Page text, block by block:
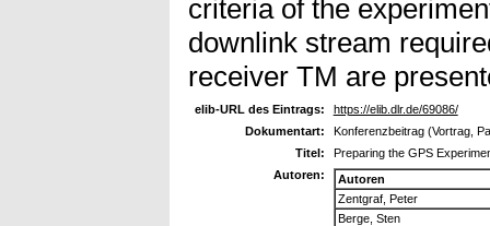
criteria of the
downlink stream
receiver TM are
elib-URL des Eintrags:
https://elib.dlr.de/69086/
Dokumentart:
Konferenzbeitrag (Vortrag,
Titel:
Preparing the GPS
Autoren:
Autoren
Zentgraf, Peter
Berge, Sten